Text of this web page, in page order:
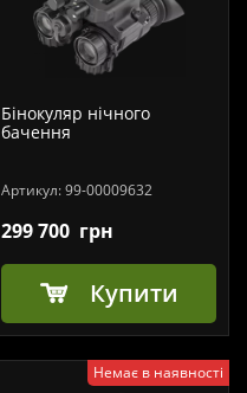
Бінокуляр нічного
бачення
Артикул:99-00009632
299 700 грн
Купити
Немає в наявності